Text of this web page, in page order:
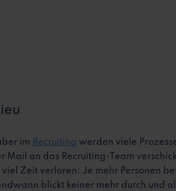
im Recruiting werden viele
an das Recruiting-Team
Zeit verloren: Je mehr Personen
blickt keiner mehr durch und